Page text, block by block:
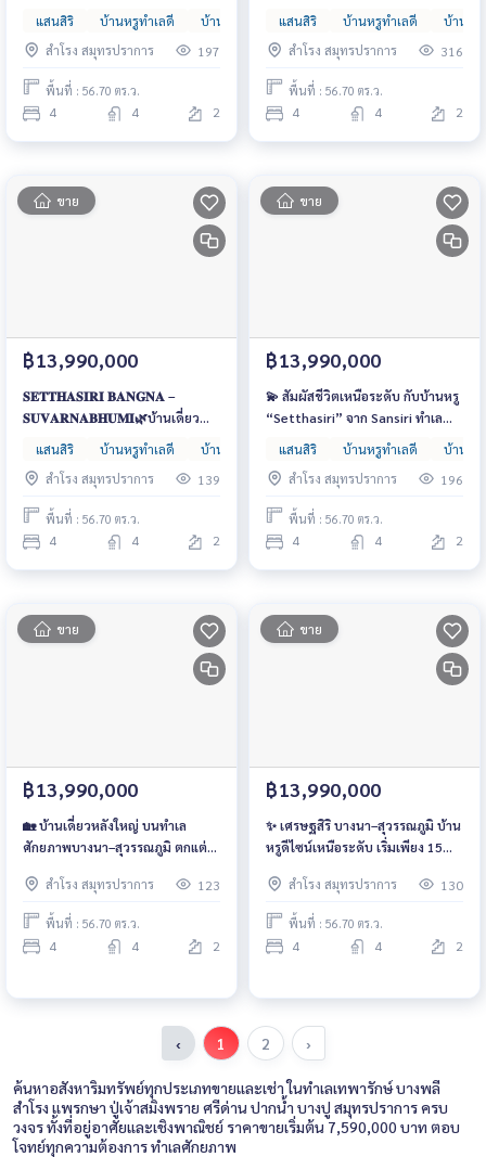
Elegant Living Begins Here! บ้าน
เดี่ยวหรูพร้อมสวนส่วนตัว และระบบ
Smart Home เริ่มเพียง 15 ล้าน
บาท 📞 061-6161426
แสนสิริ บ้านหรูทำเลดี บ้านหรูหลังใหญ่
บ้านเดี่ยว
สำโรง สมุทรปราการ
197
พื้นที่ : 56.70 ตร.ว.
4 4 2
แสนสิริ ใกล้สุวรรณภูมิ เพียง 5 นาที
โครงการเศรษฐสิริ บางนา–
สุวรรณภูมิ บ้านใหญ่เริ่มเพียง 15
ล้านบาท
แสนสิริ บ้านหรูทำเลดี
บ้านห
สำโรง สมุทรปราการ
316
พื้นที่ : 56.70 ตร.ว.
4 4 2
ขาย
฿13,990,000
𝐒𝐄𝐓𝐓𝐇𝐀𝐒𝐈𝐑𝐈 𝐁𝐀𝐍𝐆𝐍𝐀 –
𝐒𝐔𝐕𝐀𝐑𝐍𝐀𝐁𝐇𝐔𝐌𝐈🌿บ้านเดี่ยว
พร้อมอยู่ ฟังก์ชันครบทุกมิติ ตอบ
โจทย์ชีวิตครอบครัวจริง ทำเล
prime zone ใกล้สนามบิน
สุวรรณภูมิ เริ่มต้นเพียง 15 ล้านบาท
แสนสิริ บ้านหรูทำเลดี บ้านหรูหลังใหญ่
บ้านเดี่ยว
สำโรง สมุทรปราการ
139
พื้นที่ : 56.70 ตร.ว.
4 4 2
ขาย
฿13,990,000
💫 สัมผัสชีวิตเหนือระดับ กับบ้านหรู
“Setthasiri” จาก Sansiri ทำเล
ทอง ใกล้สุวรรณภูมิ เดินทางง่ายทุก
เส้นทาง — ราคาเริ่ม 15–30 ล้านบาท
แสนสิริ บ้านหรูทำเลดี
บ้านห
สำโรง สมุทรปราการ
196
พื้นที่ : 56.70 ตร.ว.
4 4 2
ขาย
฿13,990,000
🏡 บ้านเดี่ยวหลังใหญ่ บนทำเล
ศักยภาพบางนา–สุวรรณภูมิ ตกแต่ง
หรู เริ่มต้นเพียง 15 ล้านบาท
สำโรง สมุทรปราการ 123
พื้นที่ : 56.70 ตร.ว.
4 4 2
ขาย
฿13,990,000
✨ เศรษฐสิริ บางนา–สุวรรณภูมิ บ้าน
หรูดีไซน์เหนือระดับ เริ่มเพียง 15
บินและทางด่วน พร้อมคลับเฮ้าส์สุด
อลังการ
สำโรง สมุทรปราการ 130
พื้นที่ : 56.70 ตร.ว.
4 4 2
‹ 1 2 ›
ค้นหาอสังหาริมทรัพย์ทุกประเภทขายและเช่า ในทำเลเทพารักษ์ บางพลี
สำโรง แพรกษา ปู่เจ้าสมิงพราย ศรีด่าน ปากน้ำ บางปู สมุทรปราการ ครบ
วงจร ทั้งที่อยู่อาศัยและเชิงพาณิชย์ ราคาขายเริ่มต้น 7,590,000 บาท ตอบ
โจทย์ทุกความต้องการ ทำเลศักยภาพ